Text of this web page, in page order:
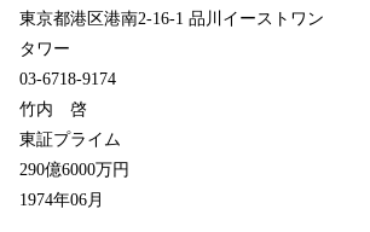
東京都港区港南2-16-1 品川イーストワン
タワー
03-6718-9174
竹内 啓
東証プライム
290億6000万円
1974年06月